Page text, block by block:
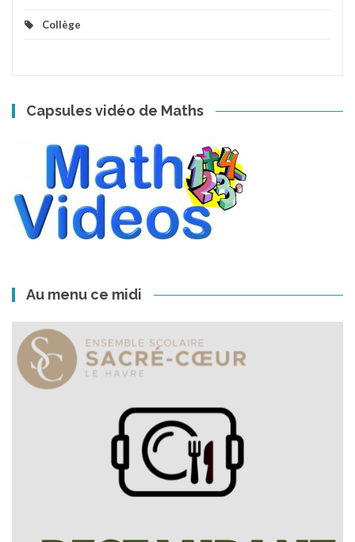
Collège
Capsules vidéo de Maths
Au menu ce midi